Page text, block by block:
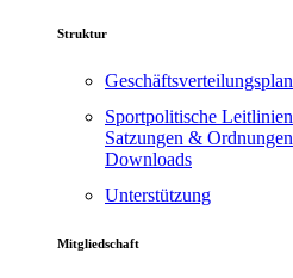
Struktur
Geschäftsverteilungsplan
Sportpolitische Leitlinien
Satzungen & Ordnungen
Downloads
Unterstützung
Mitgliedschaft